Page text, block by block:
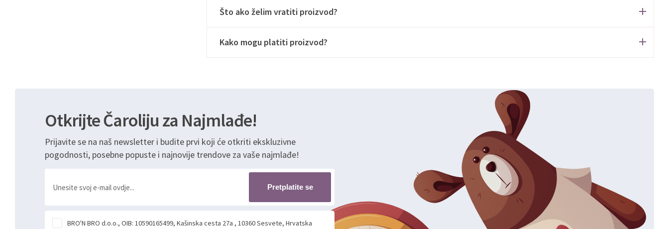
Što ako želim vratiti proizvod?
Kako mogu platiti proizvod?
Otkrijte Čaroliju za Najmlađe!
Prijavite se na naš newsletter i budite prvi koji će otkriti ekskluzivne
pogodnosti, posebne popuste i najnovije trendove za vaše najmlađe!
Pretplatite se
BRO'N BRO d.o.o., OIB: 10590165499, Kašinska cesta 27a , 10360 Sesvete, Hrvatska